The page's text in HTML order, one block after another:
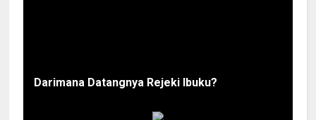
Darimana Datangnya Rejeki Ibuku?